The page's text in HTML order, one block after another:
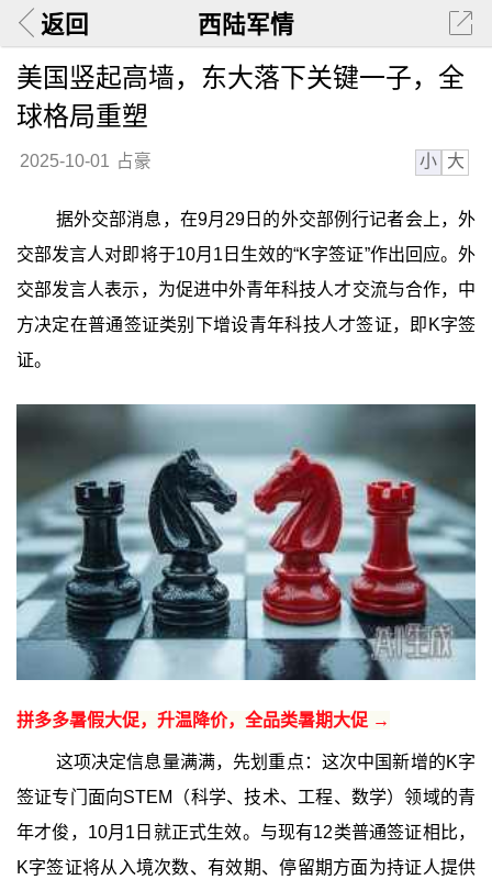
返回 西陆军情
美国竖起高墙，东大落下关键一子，全
球格局重塑
2025-10-01 占豪 小 大
据外交部消息，在9月29日的外交部例行记者会上，外
交部发言人对即将于10月1日生效的“K字签证”作出回应。外
交部发言人表示，为促进中外青年科技人才交流与合作，中
方决定在普通签证类别下增设青年科技人才签证，即K字签
证。
拼多多暑假大促，升温降价，全品类暑期大促 →
这项决定信息量满满，先划重点：这次中国新增的K字
签证专门面向STEM（科学、技术、工程、数学）领域的青
年才俊，10月1日就正式生效。与现有12类普通签证相比，
K字签证将从入境次数、有效期、停留期方面为持证人提供